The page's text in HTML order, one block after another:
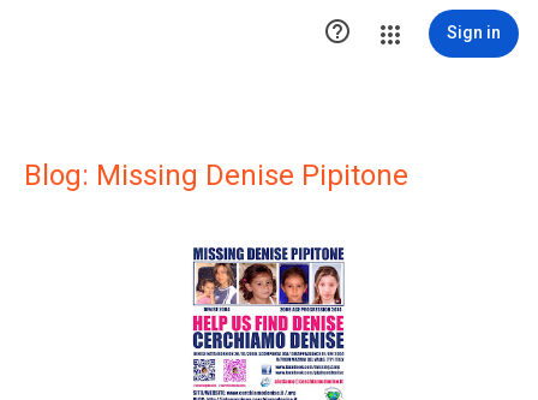
 Sign in
Blog: Missing Denise Pipitone